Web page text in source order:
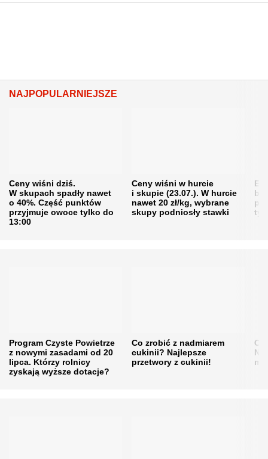
NAJPOPULARNIEJSZE
Ceny wiśni dziś.
W skupach spadły nawet
o 40%. Część punktów
przyjmuje owoce tylko do
13:00
Ceny wiśni w hurcie
i skupie (23.07.). W hurcie
nawet 20 zł/kg, wybrane
skupy podniosły stawki
Program Czyste Powietrze
z nowymi zasadami od 20
lipca. Którzy rolnicy
zyskają wyższe dotacje?
Co zrobić z nadmiarem
cukinii? Najlepsze
przetwory z cukinii!